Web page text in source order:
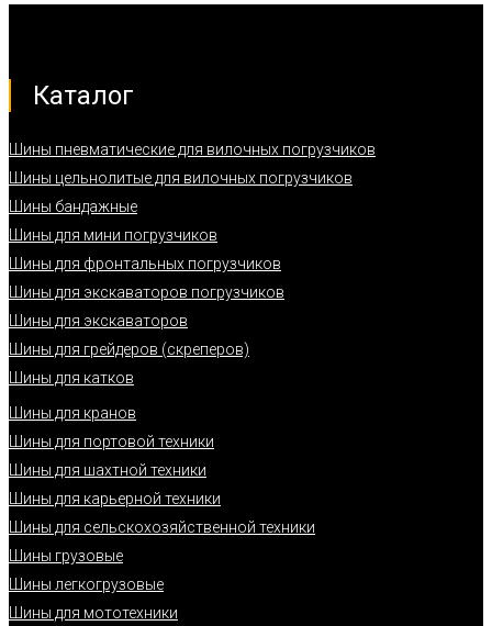
Каталог
Шины пневматические для вилочных погрузчиков
Шины цельнолитые для вилочных погрузчиков
Шины бандажные
Шины для мини погрузчиков
Шины для фронтальных погрузчиков
Шины для экскаваторов погрузчиков
Шины для экскаваторов
Шины для грейдеров (скреперов)
Шины для катков
Шины для кранов
Шины для портовой техники
Шины для шахтной техники
Шины для карьерной техники
Шины для сельскохозяйственной техники
Шины грузовые
Шины легкогрузовые
Шины для мототехники